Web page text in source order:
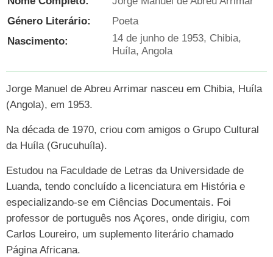
Género Literário:
Poeta
Nascimento:
14 de junho de 1953, Chibia,
Huíla, Angola
Jorge Manuel de Abreu Arrimar nasceu em Chibia, Huíla
(Angola), em 1953.
Na década de 1970, criou com amigos o Grupo Cultural
da Huíla (Grucuhuíla).
Estudou na Faculdade de Letras da Universidade de
Luanda, tendo concluído a licenciatura em História e
especializando-se em Ciências Documentais. Foi
professor de português nos Açores, onde dirigiu, com
Carlos Loureiro, um suplemento literário chamado
Página Africana.